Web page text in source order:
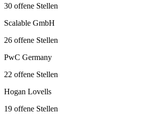
30 offene Stellen
Scalable GmbH
26 offene Stellen
PwC Germany
22 offene Stellen
Hogan Lovells
19 offene Stellen